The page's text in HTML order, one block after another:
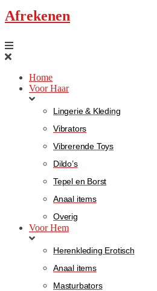
Afrekenen
Home
Voor Haar
Lingerie & Kleding
Vibrators
Vibrerende Toys
Dildo’s
Tepel en Borst
Anaal items
Overig
Voor Hem
Herenkleding Erotisch
Anaal items
Masturbators